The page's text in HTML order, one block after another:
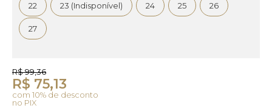
22 23 (Indisponível) 24 25 26
27
R$ 99,36
R$ 75,13
com 10% de desconto
no PIX